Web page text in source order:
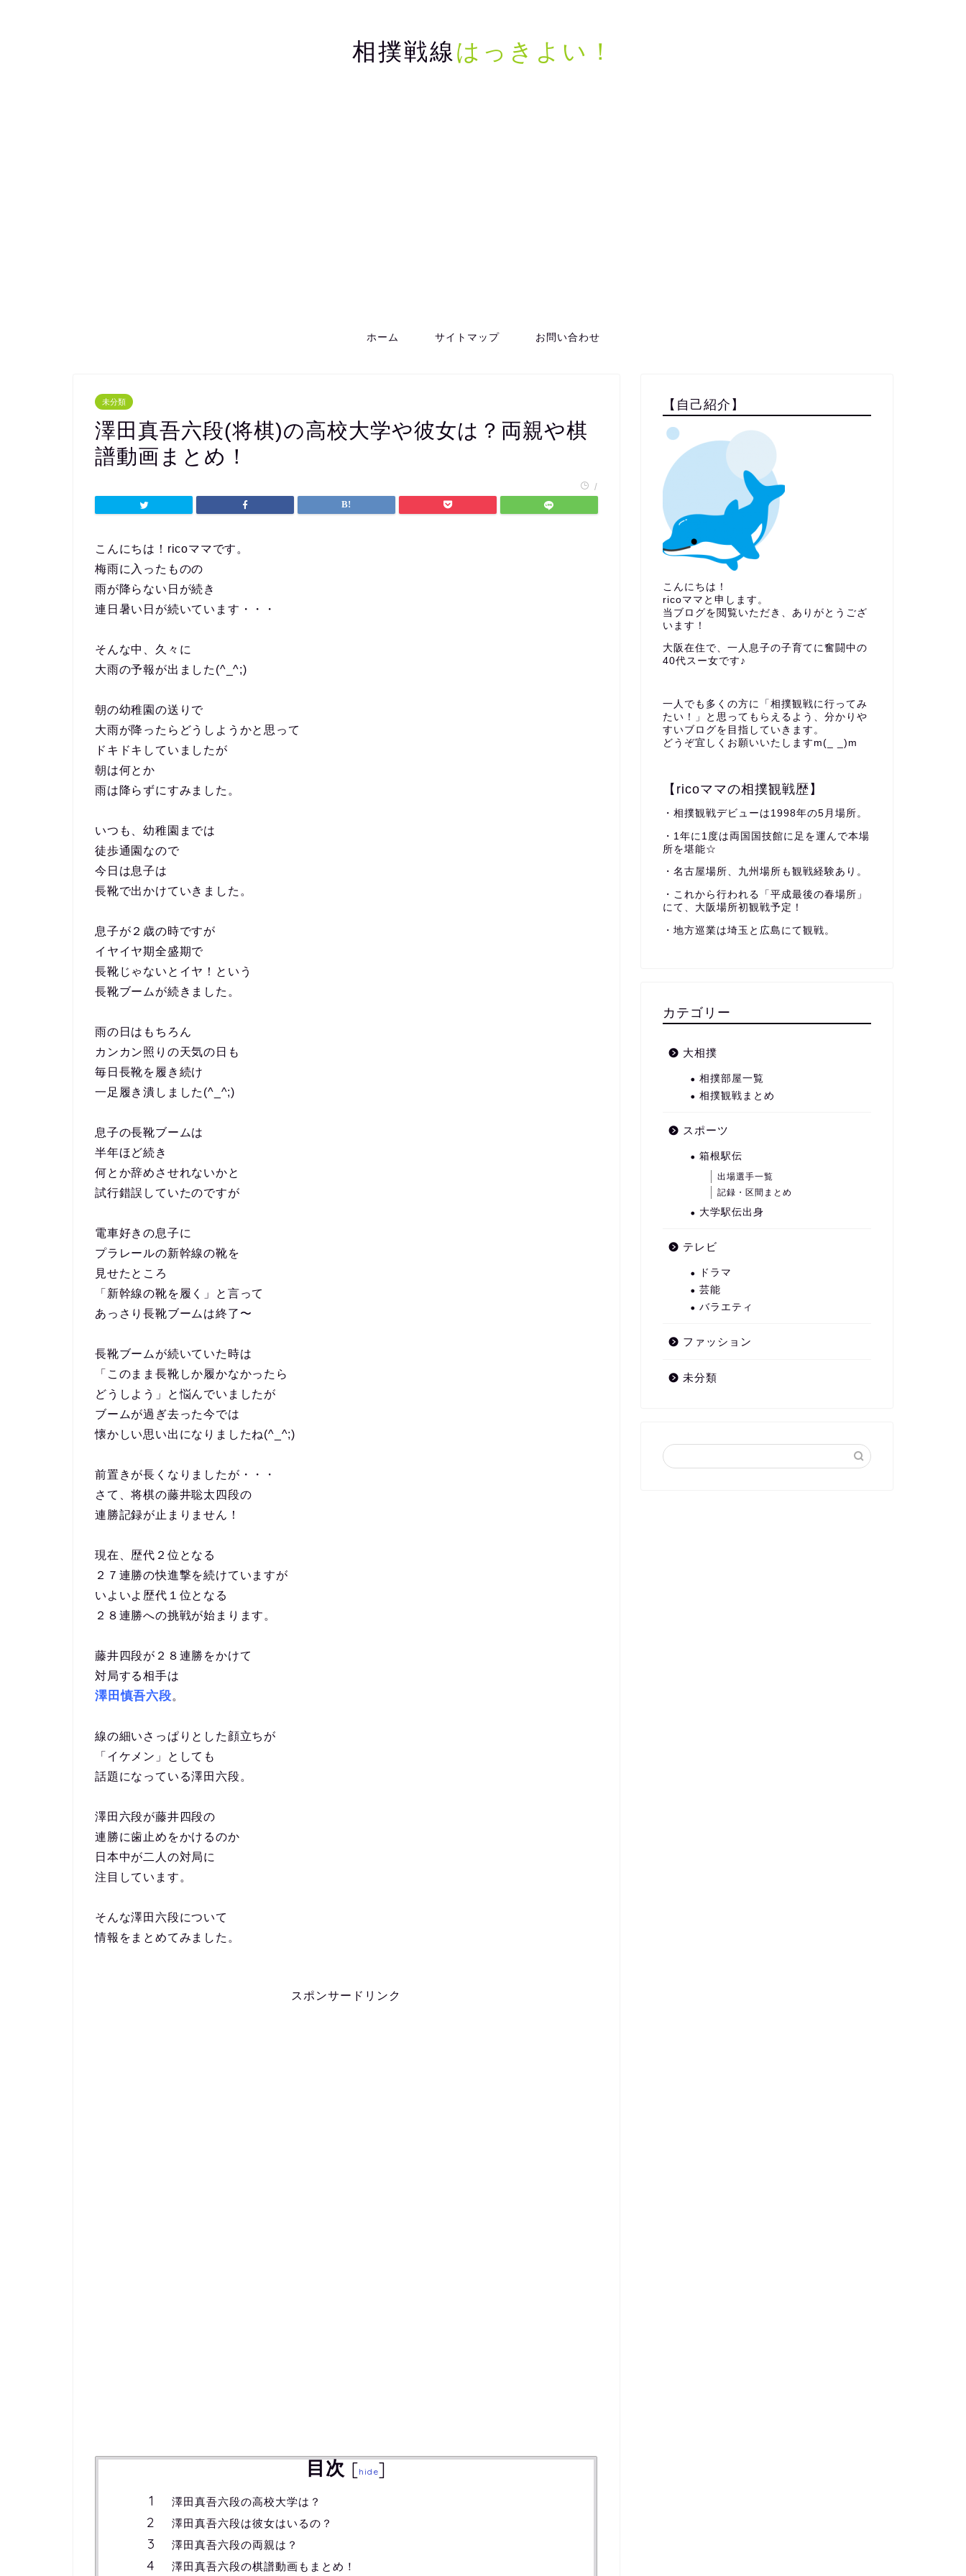
相撲戦線はっきよい！
ホーム サイトマップ お問い合わせ
未分類
澤田真吾六段(将棋)の高校大学や彼女は？両親や棋
譜動画まとめ！
/
こんにちは！ricoママです。
梅雨に入ったものの
雨が降らない日が続き
連日暑い日が続いています・・・
そんな中、久々に
大雨の予報が出ました(^_^;)
朝の幼稚園の送りで
大雨が降ったらどうしようかと思って
ドキドキしていましたが
朝は何とか
雨は降らずにすみました。
いつも、幼稚園までは
徒歩通園なので
今日は息子は
長靴で出かけていきました。
息子が２歳の時ですが
イヤイヤ期全盛期で
長靴じゃないとイヤ！という
長靴ブームが続きました。
雨の日はもちろん
カンカン照りの天気の日も
毎日長靴を履き続け
一足履き潰しました(^_^;)
息子の長靴ブームは
半年ほど続き
何とか辞めさせれないかと
試行錯誤していたのですが
電車好きの息子に
プラレールの新幹線の靴を
見せたところ
「新幹線の靴を履く」と言って
あっさり長靴ブームは終了〜
長靴ブームが続いていた時は
「このまま長靴しか履かなかったら
どうしよう」と悩んでいましたが
ブームが過ぎ去った今では
懐かしい思い出になりましたね(^_^;)
前置きが長くなりましたが・・・
さて、将棋の藤井聡太四段の
連勝記録が止まりません！
現在、歴代２位となる
２７連勝の快進撃を続けていますが
いよいよ歴代１位となる
２８連勝への挑戦が始まります。
藤井四段が２８連勝をかけて
対局する相手は
澤田慎吾六段。
線の細いさっぱりとした顔立ちが
「イケメン」としても
話題になっている澤田六段。
澤田六段が藤井四段の
連勝に歯止めをかけるのか
日本中が二人の対局に
注目しています。
そんな澤田六段について
情報をまとめてみました。
スポンサードリンク
目次 [hide]
澤田真吾六段の高校大学は？
澤田真吾六段は彼女はいるの？
澤田真吾六段の両親は？
澤田真吾六段の棋譜動画もまとめ！
【自己紹介】
こんにちは！
ricoママと申します。
当ブログを閲覧いただき、ありがとうござ
います！
大阪在住で、一人息子の子育てに奮闘中の
40代スー女です♪
一人でも多くの方に「相撲観戦に行ってみ
たい！」と思ってもらえるよう、分かりや
すいブログを目指していきます。
どうぞ宜しくお願いいたしますm(_ _)m
【ricoママの相撲観戦歴】
・相撲観戦デビューは1998年の5月場所。
・1年に1度は両国国技館に足を運んで本場
所を堪能☆
・名古屋場所、九州場所も観戦経験あり。
・これから行われる「平成最後の春場所」
にて、大阪場所初観戦予定！
・地方巡業は埼玉と広島にて観戦。
カテゴリー
大相撲
相撲部屋一覧
相撲観戦まとめ
スポーツ
箱根駅伝
出場選手一覧
記録・区間まとめ
大学駅伝出身
テレビ
ドラマ
芸能
バラエティ
ファッション
未分類